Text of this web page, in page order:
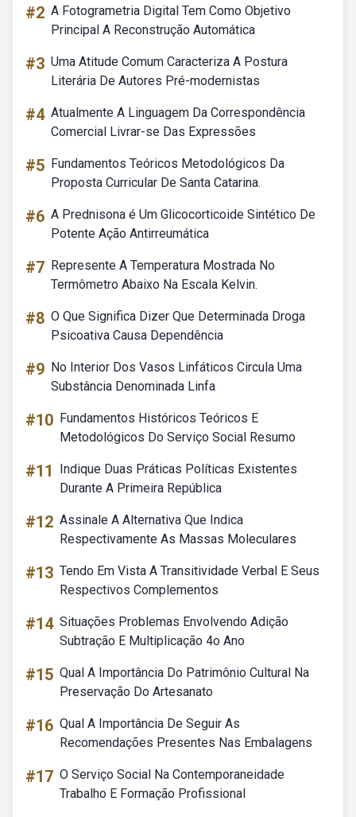
#2 A Fotogrametria Digital Tem Como Objetivo
Principal A Reconstrução Automática
#3 Uma Atitude Comum Caracteriza A Postura
Literária De Autores Pré-modernistas
#4 Atualmente A Linguagem Da Correspondência
Comercial Livrar-se Das Expressões
#5 Fundamentos Teóricos Metodológicos Da
Proposta Curricular De Santa Catarina.
#6 A Prednisona é Um Glicocorticoide Sintético De
Potente Ação Antirreumática
#7 Represente A Temperatura Mostrada No
Termômetro Abaixo Na Escala Kelvin.
#8 O Que Significa Dizer Que Determinada Droga
Psicoativa Causa Dependência
#9 No Interior Dos Vasos Linfáticos Circula Uma
Substância Denominada Linfa
#10 Fundamentos Históricos Teóricos E
Metodológicos Do Serviço Social Resumo
#11
Indique Duas Práticas Políticas Existentes
Durante A Primeira República
#12 Assinale A Alternativa Que Indica
Respectivamente As Massas Moleculares
#13 Tendo Em Vista A Transitividade Verbal E Seus
Respectivos Complementos
#14 Situações Problemas Envolvendo Adição
Subtração E Multiplicação 4o Ano
#15 Qual A Importância Do Patrimônio Cultural Na
Preservação Do Artesanato
#16 Qual A Importância De Seguir As
Recomendações Presentes Nas Embalagens
#17 O Serviço Social Na Contemporaneidade
Trabalho E Formação Profissional